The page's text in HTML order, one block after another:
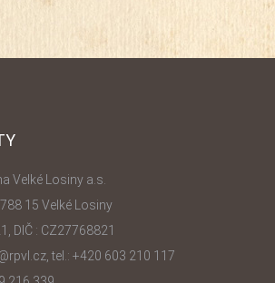
Velké Losiny a.s.
15 Velké Losiny
DIČ : CZ27768821
tel.: +420 603 210 117